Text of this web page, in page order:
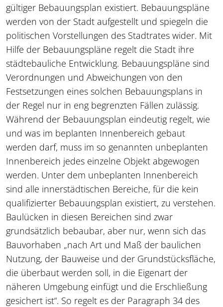
gültiger Bebauungsplan existiert. Bebauungspläne
werden von der Stadt aufgestellt und spiegeln die
politischen Vorstellungen des Stadtrates wider. Mit
Hilfe der Bebauungspläne regelt die Stadt ihre
städtebauliche Entwicklung. Bebauungspläne sind
Verordnungen und Abweichungen von den
Festsetzungen eines solchen Bebauungsplans in
der Regel nur in eng begrenzten Fällen zulässig.
Während der Bebauungsplan eindeutig regelt, wie
und was im beplanten Innenbereich gebaut
werden darf, muss im so genannten unbeplanten
Innenbereich jedes einzelne Objekt abgewogen
werden. Unter dem unbeplanten Innenbereich
sind alle innerstädtischen Bereiche, für die kein
qualifizierter Bebauungsplan existiert, zu verstehen.
Baulücken in diesen Bereichen sind zwar
grundsätzlich bebaubar, aber nur, wenn sich das
Bauvorhaben „nach Art und Maß der baulichen
Nutzung, der Bauweise und der Grundstücksfläche,
die überbaut werden soll, in die Eigenart der
näheren Umgebung einfügt und die Erschließung
gesichert ist“. So regelt es der Paragraph 34 des